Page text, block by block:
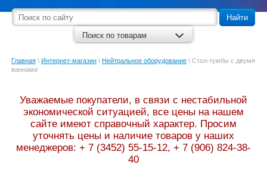
Найти
Поиск по товарам
Главная \ Интернет-магазин \ Нейтральное оборудование \ Стол-тумбы с двумя
ваннами
Уважаемые покупатели, в связи с нестабильной
экономической ситуацией, все цены на нашем
сайте имеют справочный характер. Просим
уточнять цены и наличие товаров у наших
менеджеров: + 7 (3452) 55-15-12, + 7 (906) 824-38-
40